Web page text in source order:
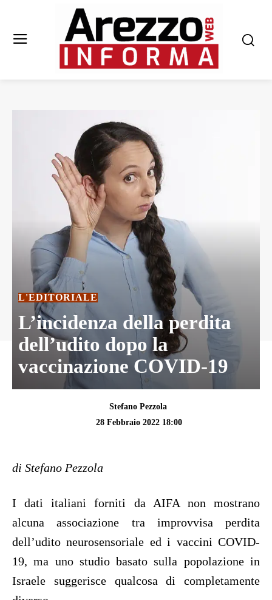
L'EDITORIALE
L’incidenza della perdita
dell’udito dopo la
vaccinazione COVID-19
Stefano Pezzola
28 Febbraio 2022 18:00
di Stefano Pezzola
I dati italiani forniti da AIFA non mostrano
alcuna associazione tra improvvisa perdita
dell’udito neurosensoriale ed i vaccini COVID-
19, ma uno studio basato sulla popolazione in
Israele suggerisce qualcosa di completamente